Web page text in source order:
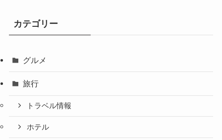
カテゴリー
グルメ
旅行
トラベル情報
ホテル